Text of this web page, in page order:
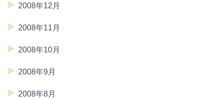
2008年12月
2008年11月
2008年10月
2008年9月
2008年8月